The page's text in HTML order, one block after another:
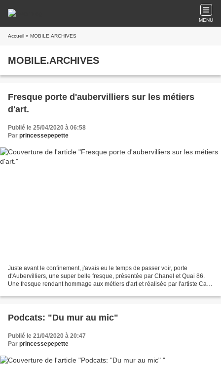
MENU
Accueil » MOBILE.ARCHIVES
MOBILE.ARCHIVES
Fresque porte d'aubervilliers sur les métiers
d'art.
Publié le 25/04/2020 à 06:58
Par princessepepette
Juste avant le confinement, j'avais eu le temps de passer voir, porte
d'Aubervilliers, une super belle fresque, présentée par Chanel et Quai 86.
Une fresque rendant hommage aux métiers d'art et réalisée par l'artiste Case
Podcats: "Du mur au mic"
Publié le 21/04/2020 à 20:47
Par princessepepette